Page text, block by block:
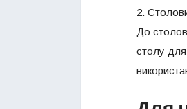
2.
До
столу для